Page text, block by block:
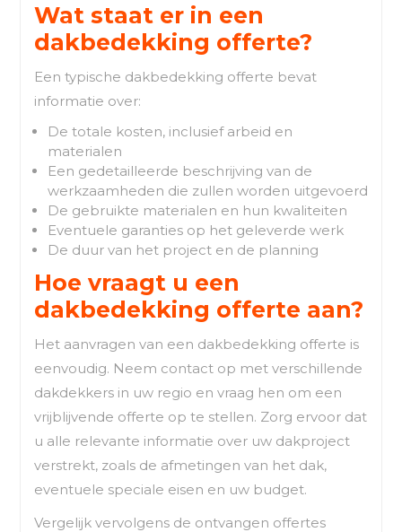
Wat staat er in een
dakbedekking offerte?
Een typische dakbedekking offerte bevat
informatie over:
De totale kosten, inclusief arbeid en
materialen
Een gedetailleerde beschrijving van de
werkzaamheden die zullen worden uitgevoerd
De gebruikte materialen en hun kwaliteiten
Eventuele garanties op het geleverde werk
De duur van het project en de planning
Hoe vraagt u een
dakbedekking offerte aan?
Het aanvragen van een dakbedekking offerte is
eenvoudig. Neem contact op met verschillende
dakdekkers in uw regio en vraag hen om een
vrijblijvende offerte op te stellen. Zorg ervoor dat
u alle relevante informatie over uw dakproject
verstrekt, zoals de afmetingen van het dak,
eventuele speciale eisen en uw budget.
Vergelijk vervolgens de ontvangen offertes